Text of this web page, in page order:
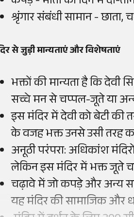
श्रृंगार संबंधी सामान-छाता,
से जुड़ी मान्यताएंऔर विशेषताएं
भक्तों की मान्यता है कि देवी
सच्चे मन से चप्पल-जूते या अन्य
इस मंदिर में देवी को बेटी की
के वजह भक्त उनसे उसी तरह
अनूठी परंपरा: अधिकांश
लेकिन इस मंदिर में भक्त जूते
चढ़ावे में जो कपड़े और अन्य
यह मंदिर की सामाजिक और